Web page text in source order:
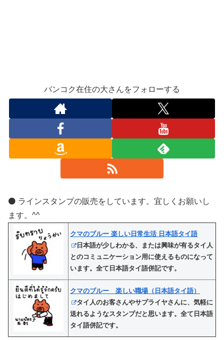
バンコク在住の大さんをフォローする
⚫️ ラインスタンプの販売をしています。宜しくお願いし
ます。^^
クマのブルー 楽しい日常生活 日本語タイ語
日本語が少しわかる、または興味が有るタイ人
とのコミュニケーション用に使えるものになって
います。全て日本語タイ語併記です。
クマのブルー 楽しい職場（日本語タイ語）
タイ人のお客さんやサプライヤさんに、気軽に
送れるようなスタンプだと思います。全て日本語
タイ語併記です。